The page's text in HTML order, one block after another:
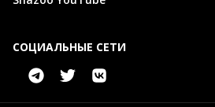
СОЦИАЛЬНЫЕ СЕТИ